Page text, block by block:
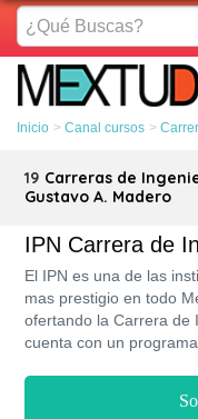
¿Qué
Buscas?
Inicio Canal cursos
19 Carreras de
Gustavo A. Madero
IPN Carrera de
El IPN es una de las
mas prestigio en todo
ofertando la Carrera de
cuenta con un
puedan adaptarse a la